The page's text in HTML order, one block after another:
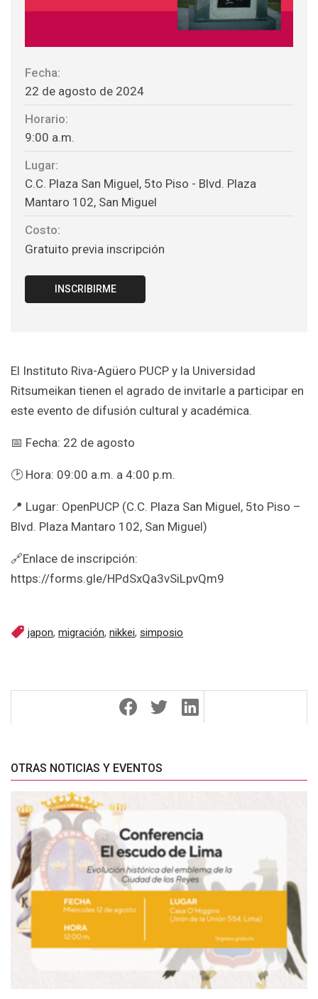
Fecha:
22 de agosto de 2024
Horario:
9:00 a.m.
Lugar:
C.C. Plaza San Miguel, 5to Piso - Blvd. Plaza
Mantaro 102, San Miguel
Costo:
Gratuito previa inscripción
INSCRIBIRME
El Instituto Riva-Agüero PUCP y la Universidad
Ritsumeikan tienen el agrado de invitarle a participar en
este evento de difusión cultural y académica.
📅 Fecha: 22 de agosto
🕑 Hora: 09:00 a.m. a 4:00 p.m.
📍 Lugar: OpenPUCP (C.C. Plaza San Miguel, 5to Piso –
Blvd. Plaza Mantaro 102, San Miguel)
🔗Enlace de inscripción:
https://forms.gle/HPdSxQa3vSiLpvQm9
japon, migración, nikkei, simposio
OTRAS NOTICIAS Y EVENTOS